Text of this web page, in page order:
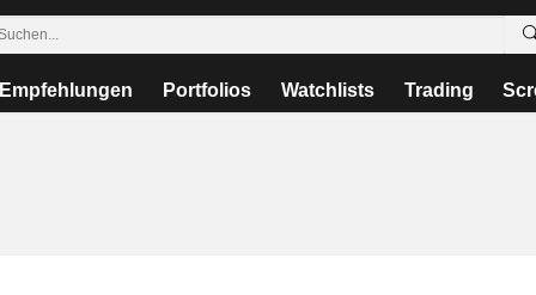
Empfehlungen Portfolios Watchlists Trading